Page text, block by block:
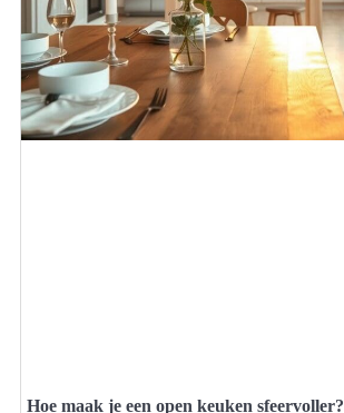
Hoe maak je een open keuken sfeervoller?